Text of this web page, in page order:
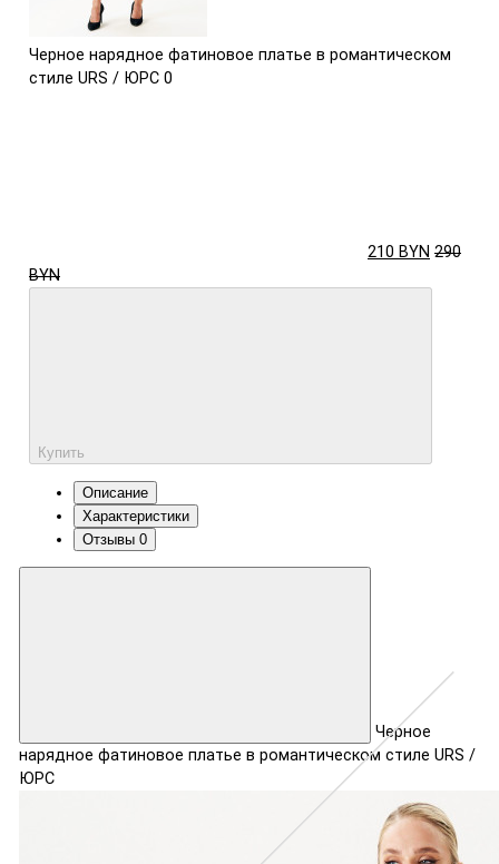
Черное нарядное фатиновое платье в романтическом
стиле URS / ЮРС 0
210 BYN 290
BYN
Купить
Описание
Характеристики
Отзывы 0
Черное
нарядное фатиновое платье в романтическом стиле URS /
ЮРС